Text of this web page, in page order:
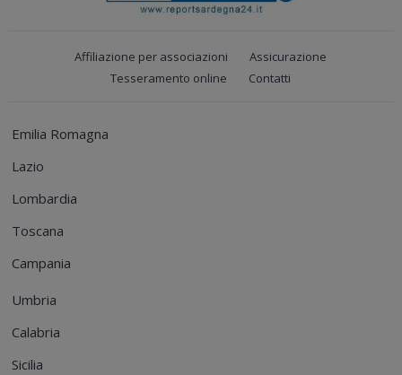
Affiliazione per associazioni
Assicurazione
Tesseramento online
Contatti
Emilia Romagna
Lazio
Lombardia
Toscana
Campania
Umbria
Calabria
Sicilia